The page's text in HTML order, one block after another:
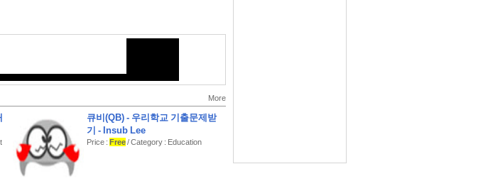
More
큐비(QB) - 우리학교 기출문제받
기 - Insub Lee
Price : Free/ Category : Education